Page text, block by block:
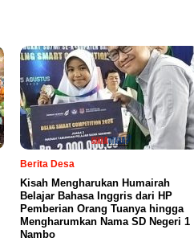
Berita Desa
Kisah Mengharukan Humairah
Belajar Bahasa Inggris dari HP
Pemberian Orang Tuanya hingga
Mengharumkan Nama SD Negeri 1
Nambo